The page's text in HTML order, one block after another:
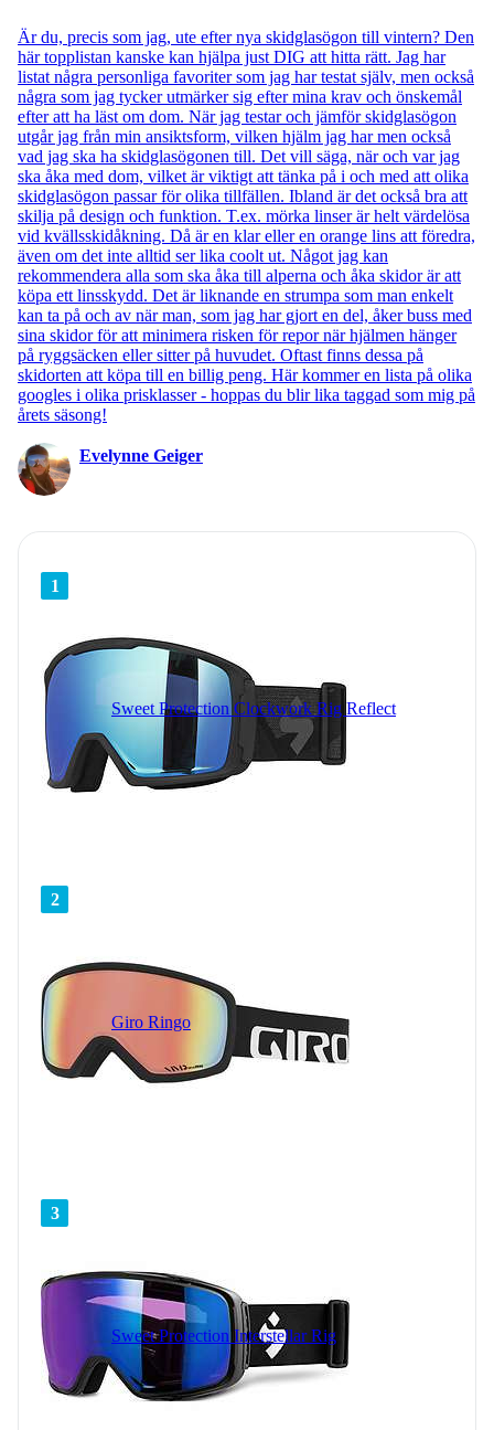
Är du, precis som jag, ute efter nya skidglasögon till vintern? Den
här topplistan kanske kan hjälpa just DIG att hitta rätt. Jag har
listat några personliga favoriter som jag har testat själv, men också
några som jag tycker utmärker sig efter mina krav och önskemål
efter att ha läst om dom. När jag testar och jämför skidglasögon
utgår jag från min ansiktsform, vilken hjälm jag har men också
vad jag ska ha skidglasögonen till. Det vill säga, när och var jag
ska åka med dom, vilket är viktigt att tänka på i och med att olika
skidglasögon passar för olika tillfällen. Ibland är det också bra att
skilja på design och funktion. T.ex. mörka linser är helt värdelösa
vid kvällsskidåkning. Då är en klar eller en orange lins att föredra,
även om det inte alltid ser lika coolt ut. Något jag kan
rekommendera alla som ska åka till alperna och åka skidor är att
köpa ett linsskydd. Det är liknande en strumpa som man enkelt
kan ta på och av när man, som jag har gjort en del, åker buss med
sina skidor för att minimera risken för repor när hjälmen hänger
på ryggsäcken eller sitter på huvudet. Oftast finns dessa på
skidorten att köpa till en billig peng. Här kommer en lista på olika
googles i olika prisklasser - hoppas du blir lika taggad som mig på
årets säsong!
Evelynne Geiger
1
Sweet Protection Clockwork Rig Reflect
2
Giro Ringo
3
Sweet Protection Interstellar Rig